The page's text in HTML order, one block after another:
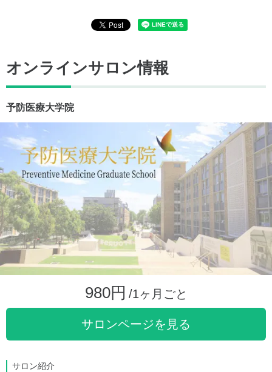
オンラインサロン情報
予防医療大学院
980円 /1ヶ月ごと
サロンページを見る
サロン紹介